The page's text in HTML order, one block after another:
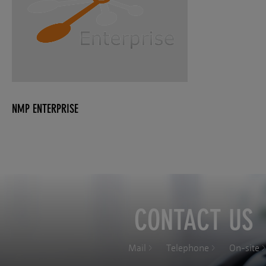
NMP ENTERPRISE
CONTACT US
Mail Telephone On-site